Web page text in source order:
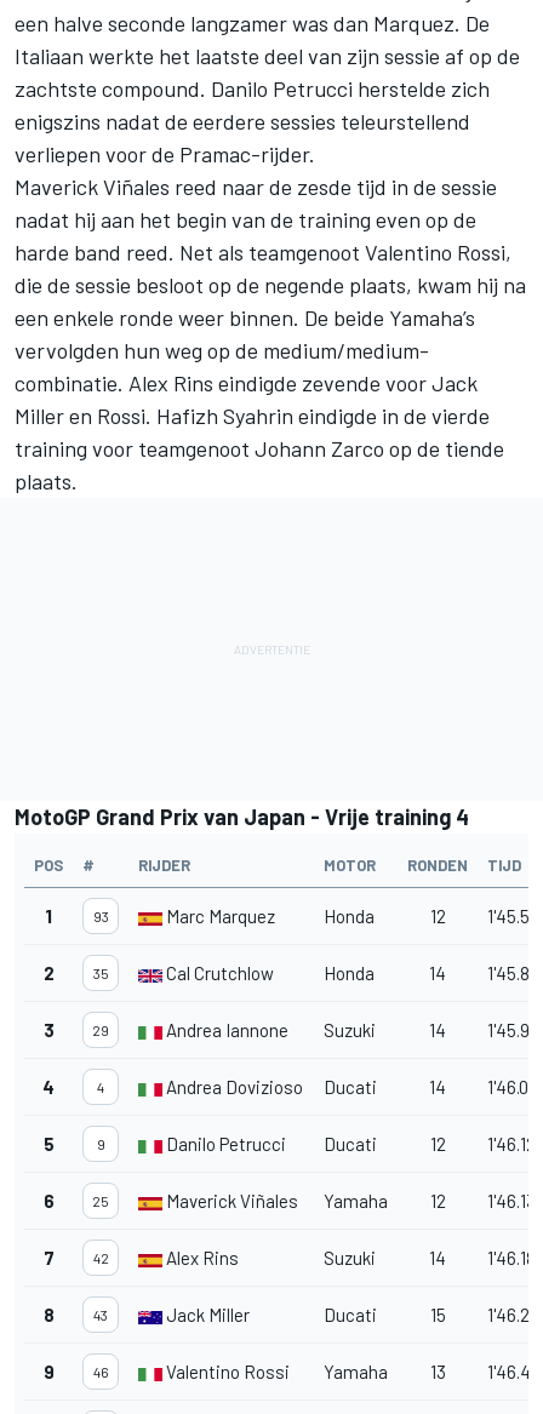
een halve seconde langzamer was dan Marquez. De
Italiaan werkte het laatste deel van zijn sessie af op de
zachtste compound. Danilo Petrucci herstelde zich
enigszins nadat de eerdere sessies teleurstellend
verliepen voor de Pramac-rijder.
Maverick Viñales reed naar de zesde tijd in de sessie
nadat hij aan het begin van de training even op de
harde band reed. Net als teamgenoot Valentino Rossi,
die de sessie besloot op de negende plaats, kwam hij na
een enkele ronde weer binnen. De beide Yamaha’s
vervolgden hun weg op de medium/medium-
combinatie. Alex Rins eindigde zevende voor Jack
Miller en Rossi. Hafizh Syahrin eindigde in de vierde
training voor teamgenoot Johann Zarco op de tiende
plaats.
MotoGP Grand Prix van Japan - Vrije training 4
POS # RIJDER MOTOR RONDEN TIJD
1 93 Marc Marquez Honda 12
2 35 Cal Crutchlow Honda 14
3 29 Andrea Iannone Suzuki 14
4 4 Andrea Dovizioso Ducati 14
5 9 Danilo Petrucci Ducati 12
6 25 Maverick Viñales Yamaha 12
7 42 Alex Rins Suzuki 14
8 43 Jack Miller Ducati 15
9 46 Valentino Rossi Yamaha 13